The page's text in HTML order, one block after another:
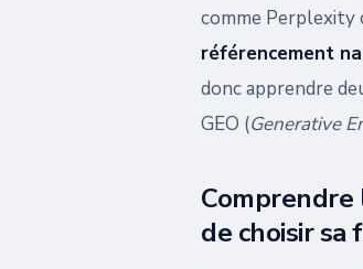
comme Perplexity
référencement
donc apprendre
GEO (Generative
de choisir sa